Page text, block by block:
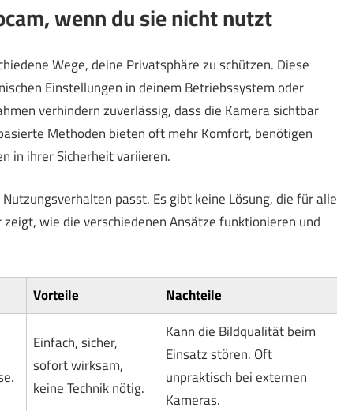
wenn du sie nicht nutzt
Wege, deine Privatsphäre zu schützen. Diese
Einstellungen in deinem Betriebssystem oder
verhindern zuverlässig, dass die Kamera sichtbar
Methoden bieten oft mehr Komfort, benötigen
in ihrer Sicherheit variieren.
passt. Es gibt keine Lösung, die für alle
wie die verschiedenen Ansätze funktionieren und
Vorteile Nachteile
Einfach, sicher,
sofort wirksam,
keine Technik nötig.
Kann die Bildqualität beim
Einsatz stören. Oft
unpraktisch bei externen
Kameras.